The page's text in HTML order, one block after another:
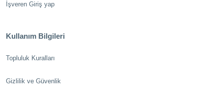
İşveren Giriş yap
Kullanım Bilgileri
Topluluk Kuralları
Gizlilik ve Güvenlik